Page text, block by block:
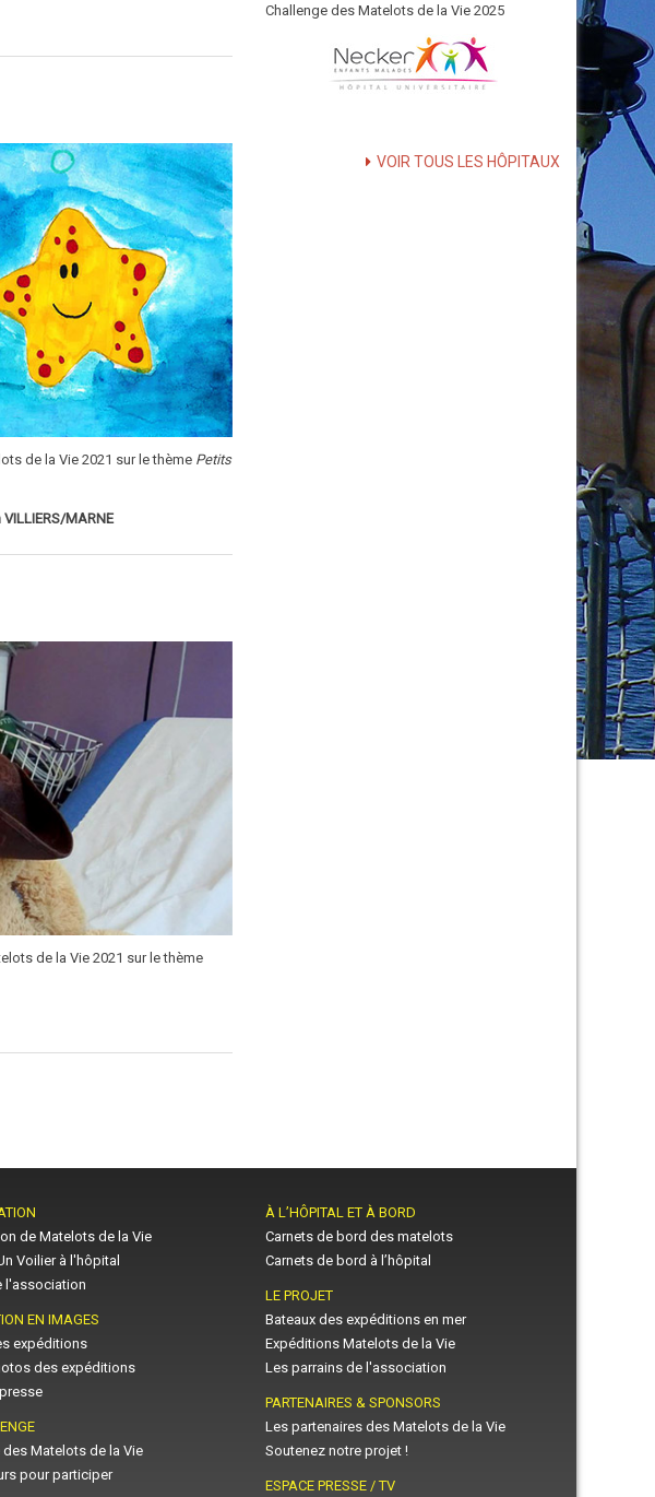
de la Vie 2021 sur le thème Petits
MARNE
de la Vie 2021 sur le thème
Challenge des Matelots de la Vie 2025
VOIR TOUS LES HÔPITAUX
de Matelots de la Vie
Voilier à l'hôpital
l'association
EN IMAGES
expéditions
des expéditions
des Matelots de la Vie
pour participer
À L’HÔPITAL ET À BORD
Carnets de bord des matelots
Carnets de bord à l’hôpital
LE PROJET
Bateaux des expéditions en mer
Expéditions Matelots de la Vie
Les parrains de l'association
PARTENAIRES & SPONSORS
Les partenaires des Matelots de la Vie
Soutenez notre projet !
ESPACE PRESSE / TV